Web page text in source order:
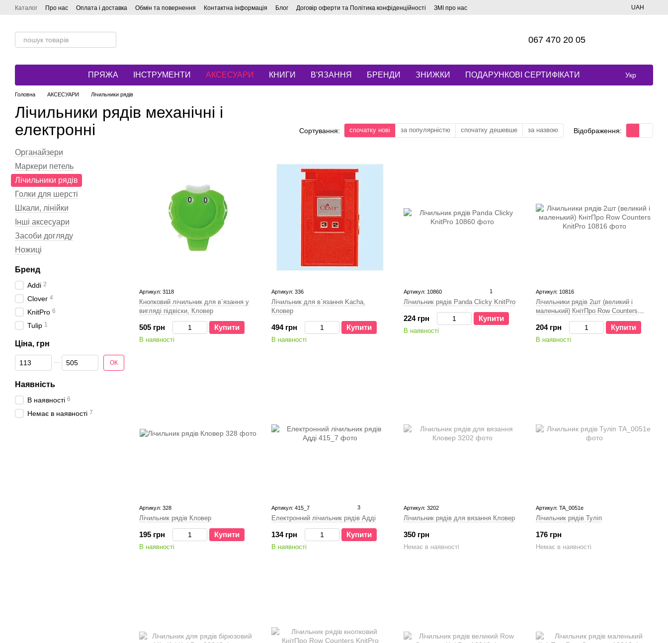
Перейти до основного контенту
Каталог Про нас Оплата і доставка Обмін та повернення Контактна інформація Блог Договір оферти та Політика конфіденційності ЗМІ про нас UAH
067 470 20 05
ПРЯЖА ІНСТРУМЕНТИ АКСЕСУАРИ КНИГИ В'ЯЗАННЯ БРЕНДИ ЗНИЖКИ ПОДАРУНКОВІ СЕРТИФІКАТИ Укр
Головна АКСЕСУАРИ Лічильники рядів
Лічильники рядів механічні і
електронні
Сортування: спочатку нові за популярністю спочатку дешевше за назвою Відображення:
Артикул: 3118
Кнопковий лічильник для в`язання у
виглядi пiдвiски, Кловер
505 грн Купити
В наявності
Артикул: 336
Лiчильник для в`язання Kacha,
Кловер
494 грн Купити
В наявності
Артикул: 10860 1
Лічильник рядів Panda Clicky KnitPro
224 грн Купити
В наявності
Артикул: 10816
Лічильники рядів 2шт (великий і
маленький) КнітПро Row Counters
204 грн Купити
В наявності
Артикул: 328
Лічильник рядів Кловер
195 грн Купити
В наявності
Артикул: 415_7 3
Електронний лічильник рядів Адді
134 грн Купити
В наявності
Артикул: 3202
Лічильник рядів для вязання Кловер
350 грн
Немає в наявності
Артикул: TA_0051e
Лічильник рядів Туліп
176 грн
Немає в наявності
Органайзери
Маркери петель
Лічильники рядів
Голки для шерсті
Шкали, лінійки
Інші аксесуари
Засоби догляду
Ножиці
Бренд
Addi 2
Clover 4
KnitPro 6
Tulip 1
Ціна, грн
Від Ціна, грн
До Ціна, грн ОК
Наявність
В наявності 6
Немає в наявності 7